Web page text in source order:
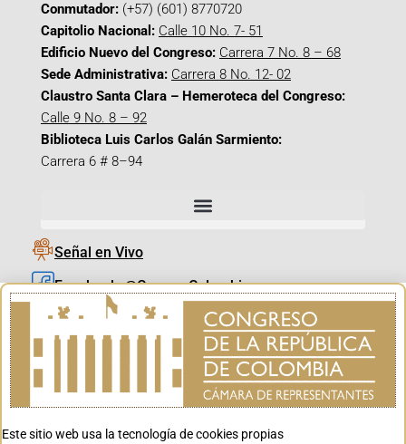
Conmutador: (+57) (601) 8770720
Capitolio Nacional: Calle 10 No. 7- 51
Edificio Nuevo del Congreso: Carrera 7 No. 8 – 68
Sede Administrativa: Carrera 8 No. 12- 02
Claustro Santa Clara – Hemeroteca del Congreso:
Calle 9 No. 8 – 92
Biblioteca Luis Carlos Galán Sarmiento:
Carrera 6 # 8–94
Señal en Vivo
Facebook_@CamaraColombia
Instagram_@CamaraColombia
X_@CamaraColombia
Youtube_@CamaraColombia
Este sitio web usa la tecnología de cookies propias